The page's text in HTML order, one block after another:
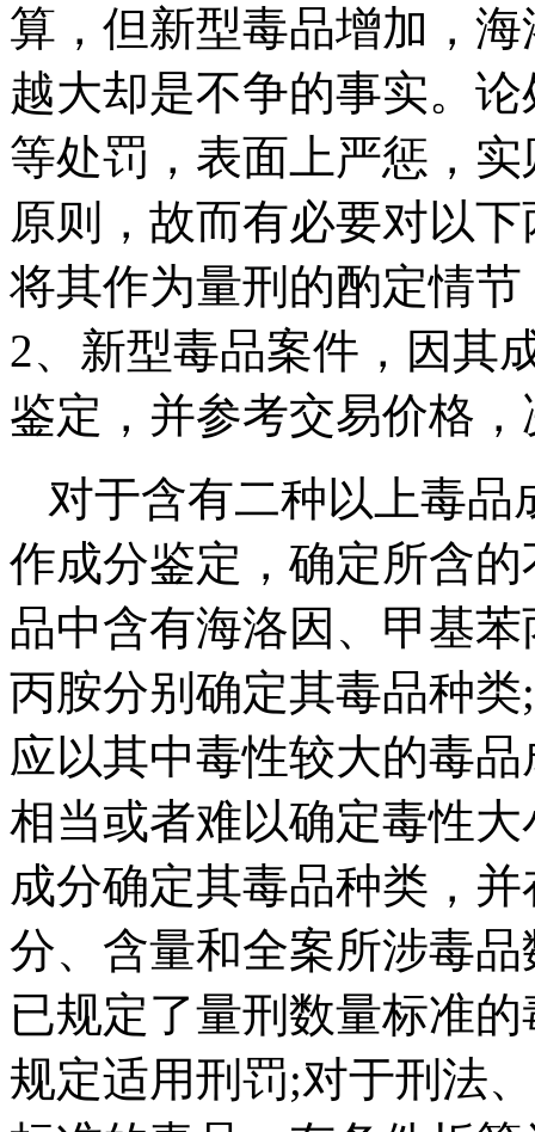
算，但新型毒品增加，
越大却是不争的事实。
等处罚，表面上严惩，
原则，故而有必要对以
将其作为量刑的酌定情
2、新型毒品案件，因其
鉴定，并参考交易价格
对于含有二种以上毒
作成分鉴定，确定所含
品中含有海洛因、甲基
丙胺分别确定其毒品种
应以其中毒性较大的毒
相当或者难以确定毒性
成分确定其毒品种类，
分、含量和全案所涉毒
已规定了量刑数量标准
规定适用刑罚;对于刑法